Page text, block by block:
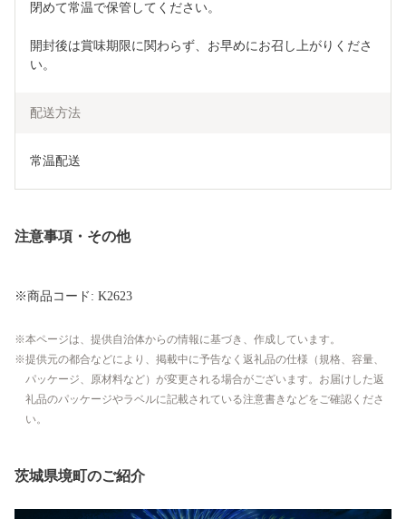
閉めて常温で保管してください。
開封後は賞味期限に関わらず、お早めにお召し上がりくださ
い。
配送方法
常温配送
注意事項・その他
※商品コード: K2623
本ページは、提供自治体からの情報に基づき、作成しています。
提供元の都合などにより、掲載中に予告なく返礼品の仕様（規格、容量、
パッケージ、原材料など）が変更される場合がございます。お届けした返
礼品のパッケージやラベルに記載されている注意書きなどをご確認くださ
い。
茨城県境町のご紹介